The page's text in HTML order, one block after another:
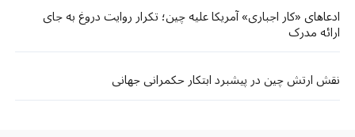
ادعاهای «کار اجباری» آمریکا علیه چین؛ تکرار روایت دروغ به جای
ارائه مدرک
نقش ارتش چین در پیشبرد ابتکار حکمرانی جهانی